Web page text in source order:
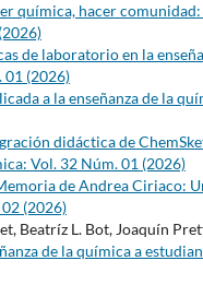
química, hacer comunidad:
de laboratorio en la
01 (2026)
a la enseñanza de la
didáctica de
Vol. 32 Núm. 01 (2026)
de Andrea Ciriaco:
(2026)
Beatríz L. Bot, Joaquín
de la química a